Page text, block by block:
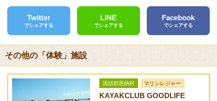
[未対応]
[未対応]
[なし]
4泊55,000
5泊65,000
円（消費
税込み）
は、1泊に
ス5,000円
※1泊のみのご利用はお受け
しておりません。
・施設の備品として以下のものは設置してあります。
寝具（8組）、冷暖房機、扇風機、洗濯機、掃除機、テレビ、
冷蔵庫、電子レンジ、炊飯器、トースター、電気ポット、ホッ
トプレート、コーヒーメーカー、調理器具、食器類、ドライヤ
ー、その他生活必需品
・滞在中の室内清掃は、各自で行って下さい。
Twitter
でシェアする
LINE
でシェアする
Facebook
でシェアする
その他の「体験」施設
国頭郡恩納村 マリンレジャー
KAYAKCLUB GOODLIFE